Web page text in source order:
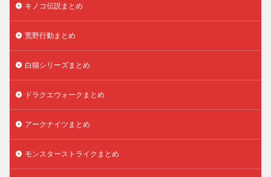
キノコ伝説まとめ
荒野行動まとめ
白猫シリーズまとめ
ドラクエウォークまとめ
アークナイツまとめ
モンスターストライクまとめ